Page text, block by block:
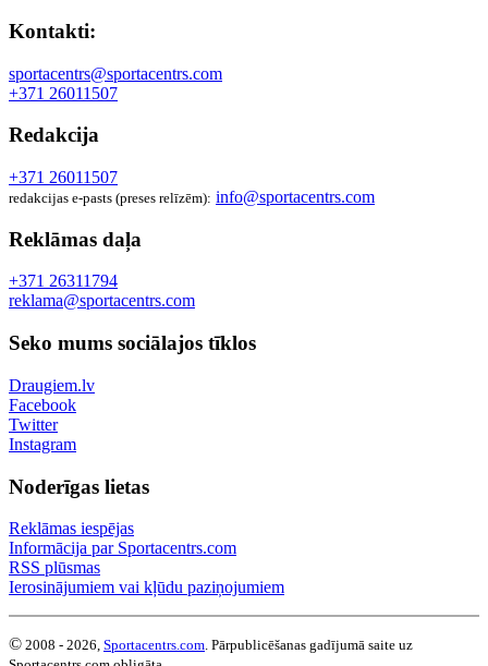
Kontakti:
sportacentrs@sportacentrs.com
+371 26011507
Redakcija
+371 26011507
redakcijas e-pasts (preses relīzēm): info@sportacentrs.com
Reklāmas daļa
+371 26311794
reklama@sportacentrs.com
Seko mums sociālajos tīklos
Draugiem.lv
Facebook
Twitter
Instagram
Noderīgas lietas
Reklāmas iespējas
Informācija par Sportacentrs.com
RSS plūsmas
Ierosinājumiem vai kļūdu paziņojumiem
© 2008 - 2026, Sportacentrs.com. Pārpublicēšanas gadījumā saite uz